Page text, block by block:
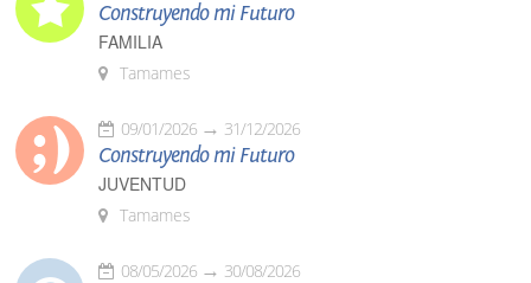
Construyendo mi Futuro
FAMILIA
Tamames
09/01/2026 31/12/2026
Construyendo mi Futuro
JUVENTUD
Tamames
08/05/2026 30/08/2026